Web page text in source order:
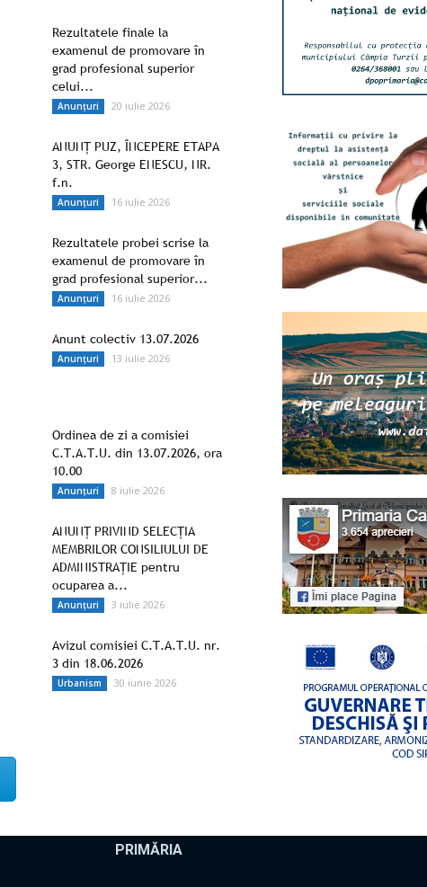
Rezultatele finale la
examenul de promovare în
grad profesional superior
celui...
Anunțuri 20 iulie 2026
ANUNȚ PUZ, ÎNCEPERE ETAPA
3, STR. George ENESCU, NR.
f.n.
Anunțuri 16 iulie 2026
Rezultatele probei scrise la
examenul de promovare în
grad profesional superior...
Anunțuri 16 iulie 2026
Anunt colectiv 13.07.2026
Anunțuri 13 iulie 2026
Ordinea de zi a comisiei
C.T.A.T.U. din 13.07.2026, ora
10.00
Anunțuri 8 iulie 2026
ANUNŢ PRIVIND SELECȚIA
MEMBRILOR CONSILIULUI DE
ADMINISTRAȚIE pentru
ocuparea a...
Anunțuri 3 iulie 2026
Avizul comisiei C.T.A.T.U. nr.
3 din 18.06.2026
Urbanism 30 iunie 2026
PRIMĂRIA